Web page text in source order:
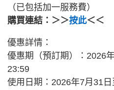
（已包括加一服務費）
購買連結：＞＞按此＜＜
優惠詳情：
優惠期（預訂期）：2026
23:59
使用日期：2026年7月31日